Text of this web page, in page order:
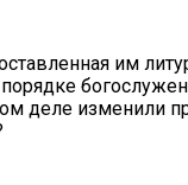
им
де­ле из­ме­ни­ли